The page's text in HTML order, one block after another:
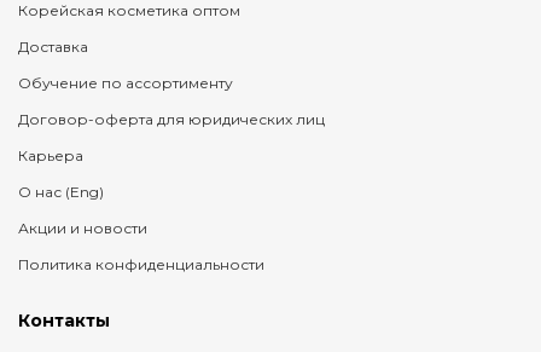
Корейская косметика оптом
Доставка
Обучение по ассортименту
Договор-оферта для юридических лиц
Карьера
О нас (Eng)
Акции и новости
Политика конфиденциальности
Контакты